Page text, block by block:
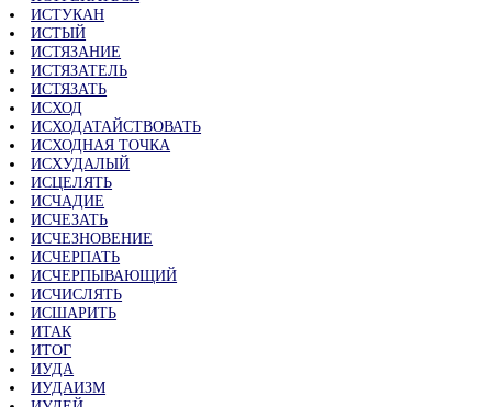
ИСТУКАН
ИСТЫЙ
ИСТЯЗАНИЕ
ИСТЯЗАТЕЛЬ
ИСТЯЗАТЬ
ИСХОД
ИСХОДАТАЙСТВОВАТЬ
ИСХОДНАЯ ТОЧКА
ИСХУДАЛЫЙ
ИСЦЕЛЯТЬ
ИСЧАДИЕ
ИСЧЕЗАТЬ
ИСЧЕЗНОВЕНИЕ
ИСЧЕРПАТЬ
ИСЧЕРПЫВАЮЩИЙ
ИСЧИСЛЯТЬ
ИСШАРИТЬ
ИТАК
ИТОГ
ИУДА
ИУДАИЗМ